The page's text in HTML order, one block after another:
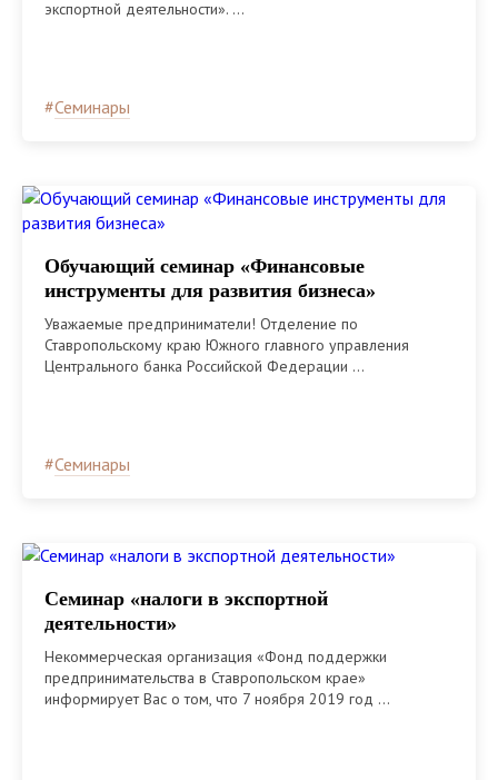
экспортной деятельности». ...
#Семинары
Обучающий семинар «Финансовые
инструменты для развития бизнеса»
Уважаемые предприниматели! Отделение по
Ставропольскому краю Южного главного управления
Центрального банка Российской Федерации ...
#Семинары
Семинар «налоги в экспортной
деятельности»
Некоммерческая организация «Фонд поддержки
предпринимательства в Ставропольском крае»
информирует Вас о том, что 7 ноября 2019 год ...